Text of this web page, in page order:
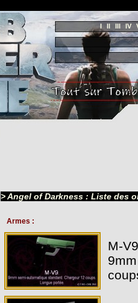
I II III IV
> Angel of Darkness : Liste des
Armes :
M-